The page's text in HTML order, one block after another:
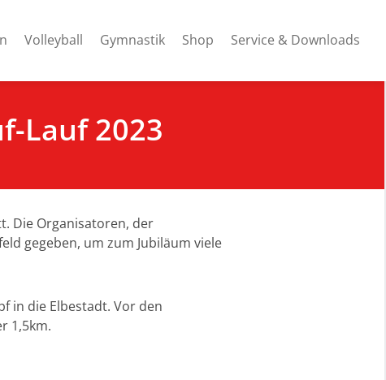
Volleyball Gymnastik Shop Service & Downloads
Lauf 2023
Die Organisatoren, der
gegeben, um zum Jubiläum viele
in die Elbestadt. Vor den
1,5km.